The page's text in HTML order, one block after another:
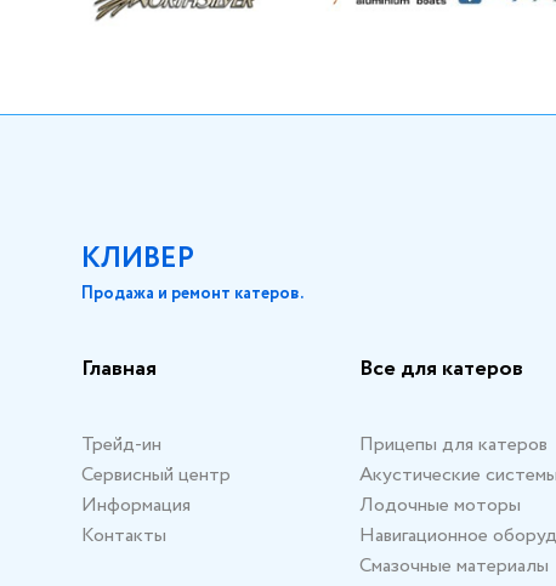
КЛИВЕР
Продажа и ремонт катеров.
Главная
Трейд-ин
Сервисный центр
Информация
Контакты
Все для катеров
Прицепы для катеров
Акустические системы
Лодочные моторы
Навигационное
Смазочные материалы